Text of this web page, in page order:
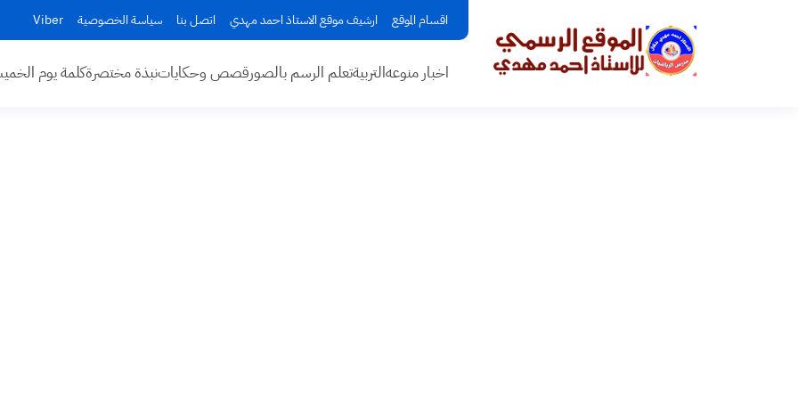
اقسام الموقع ارشيف موقع الاستاذ احمد مهدي اتصل بنا سياسة الخصوصية Viber
اخبار منوعهالتربيةتعلم الرسم بالصورقصص وحكاياتنبذة مختصرةكلمة يوم